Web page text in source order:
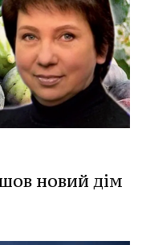
новий дім